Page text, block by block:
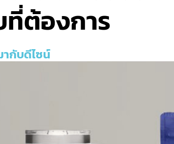
ต้องการ
กับดีไซน์